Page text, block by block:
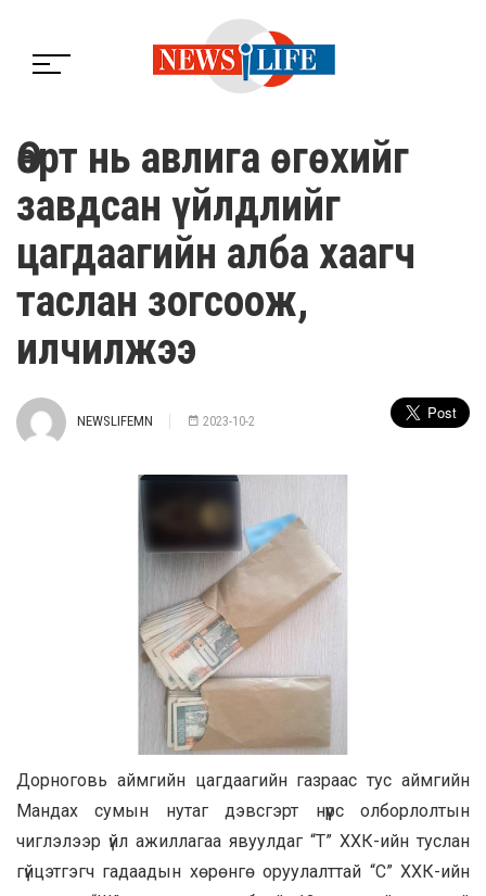
Өөрт нь авлига өгөхийг
завдсан үйлдлийг
цагдаагийн алба хаагч
таслан зогсоож,
илчилжээ
NEWSLIFEMN 2023-10-2
Дорноговь аймгийн цагдаагийн газраас тус аймгийн
Мандах сумын нутаг дэвсгэрт нүүрс олборлолтын
чиглэлээр үйл ажиллагаа явуулдаг “Т” ХХК-ийн туслан
гүйцэтгэгч гадаадын хөрөнгө оруулалттай “С” ХХК-ийн